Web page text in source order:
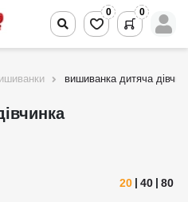
0 0
вишиванка дитяча
20 40 80